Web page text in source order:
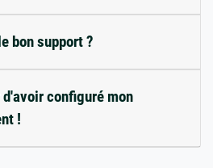
bon support ?
configuré mon
!